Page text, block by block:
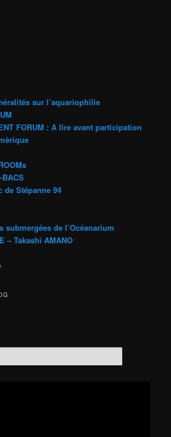
sur l’aquariophilie
FORUM : A lire avant participation
de Stépanne 94
submergées de l’Océanarium
– Takashi AMANO